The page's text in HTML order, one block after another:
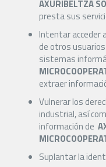
AXURIBELTZA
presta sus
Intentar acceder
de otros
sistemas
extraer
Vulnerar los
industrial, así
información de
Suplantar la